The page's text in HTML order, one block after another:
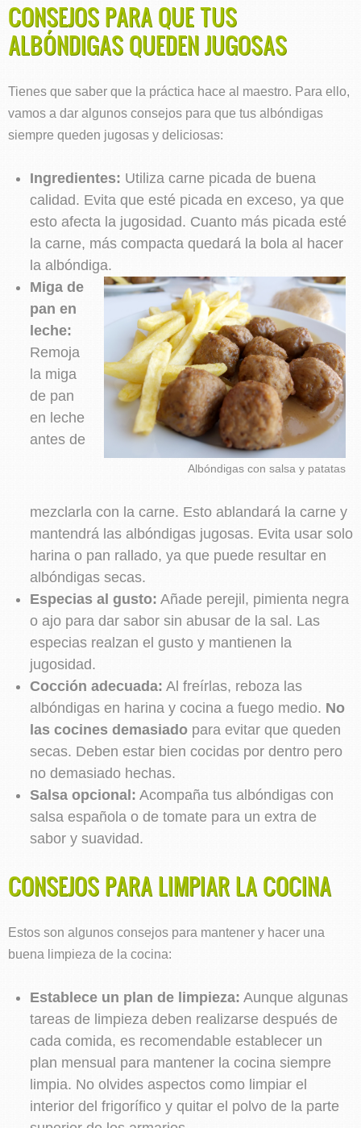
CONSEJOS PARA QUE TUS
ALBÓNDIGAS QUEDEN JUGOSAS
Tienes que saber que la práctica hace al maestro. Para ello,
vamos a dar algunos consejos para que tus albóndigas
siempre queden jugosas y deliciosas:
Ingredientes: Utiliza carne picada de buena
calidad. Evita que esté picada en exceso, ya que
esto afecta la jugosidad. Cuanto más picada esté
la carne, más compacta quedará la bola al hacer
la albóndiga.
Albóndigas con salsa y patatas
Miga de
pan en
leche:
Remoja
la miga
de pan
en leche
antes de
mezclarla con la carne. Esto ablandará la carne y
mantendrá las albóndigas jugosas. Evita usar solo
harina o pan rallado, ya que puede resultar en
albóndigas secas.
Especias al gusto: Añade perejil, pimienta negra
o ajo para dar sabor sin abusar de la sal. Las
especias realzan el gusto y mantienen la
jugosidad.
Cocción adecuada: Al freírlas, reboza las
albóndigas en harina y cocina a fuego medio. No
las cocines demasiado para evitar que queden
secas. Deben estar bien cocidas por dentro pero
no demasiado hechas.
Salsa opcional: Acompaña tus albóndigas con
salsa española o de tomate para un extra de
sabor y suavidad.
CONSEJOS PARA LIMPIAR LA COCINA
Estos son algunos consejos para mantener y hacer una
buena limpieza de la cocina:
Establece un plan de limpieza: Aunque algunas
tareas de limpieza deben realizarse después de
cada comida, es recomendable establecer un
plan mensual para mantener la cocina siempre
limpia. No olvides aspectos como limpiar el
interior del frigorífico y quitar el polvo de la parte